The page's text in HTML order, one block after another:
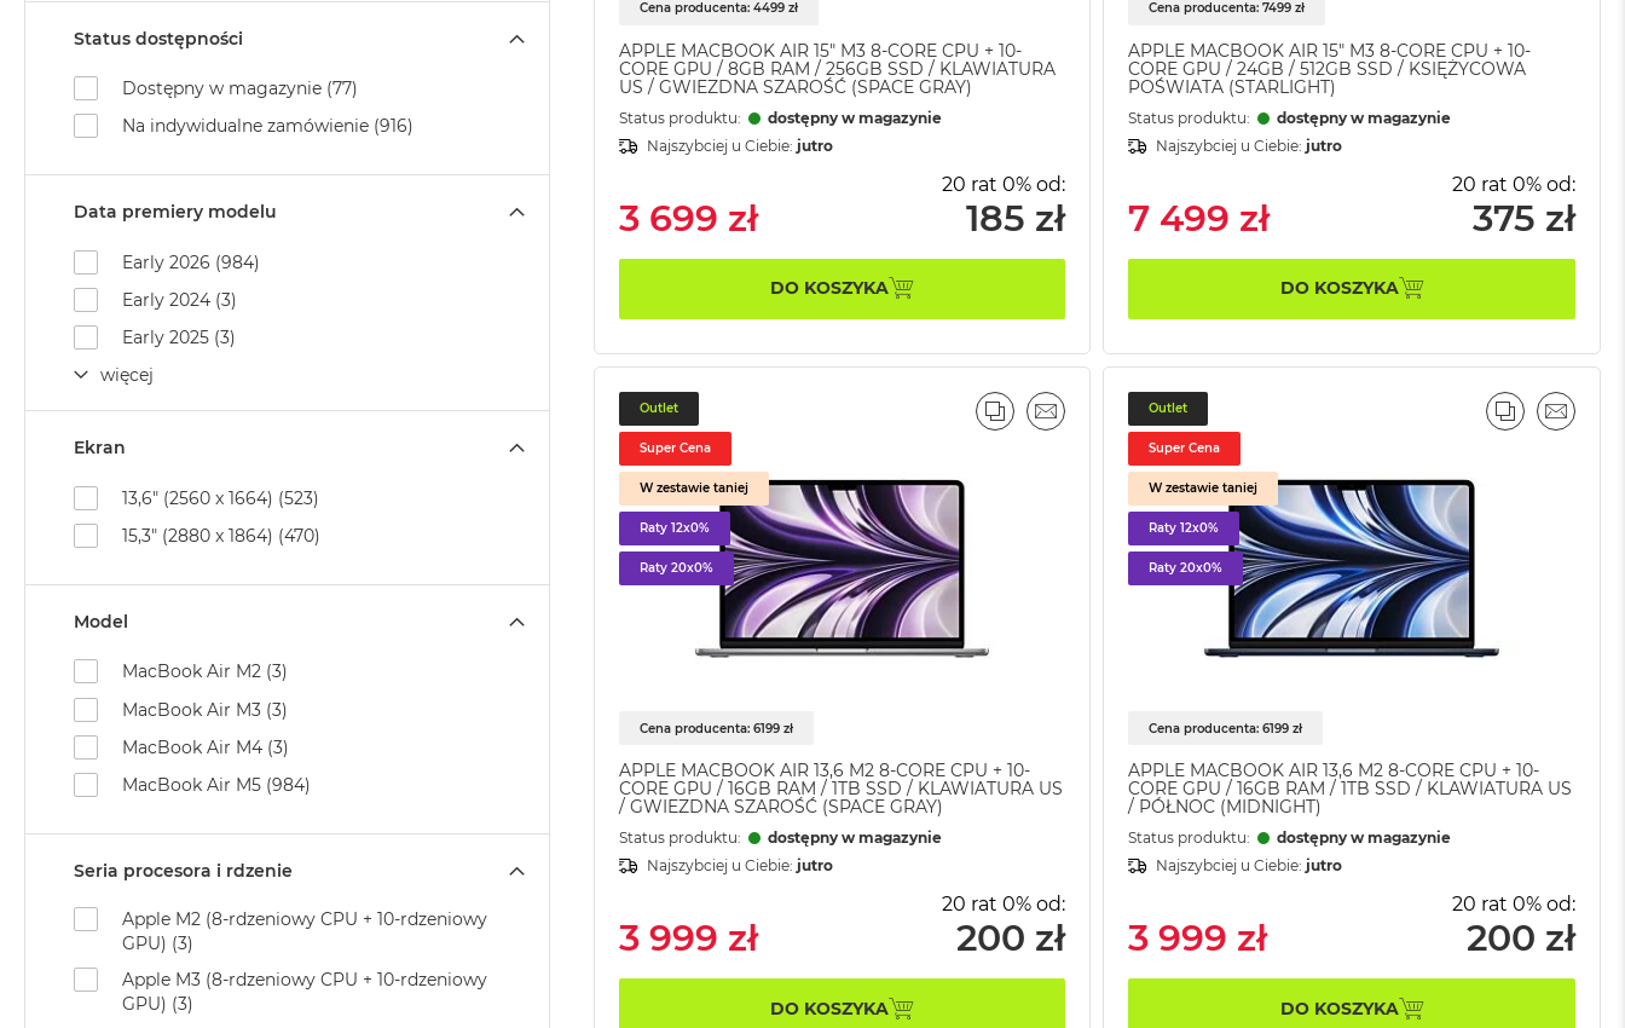
MacBook
MacBook
MacBook
13
MacBook
Według
Błękitny
MacBook
Gwiezdna
szarość
Air
Księżycowa
MacBook
Cena producenta: 4499 zł
APPLE MACBOOK AIR 15" M3 8-CORE CPU + 10-
CORE GPU / 8GB RAM / 256GB SSD / KLAWIATURA
US / GWIEZDNA SZAROŚĆ (SPACE GRAY)
Status produktu:
dostępny w magazynie
Najszybciej u Ciebie: jutro
3 699 zł
20 rat 0% od:
185 zł
DO KOSZYKA
Cena producenta: 7499 zł
APPLE MACBOOK AIR 15" M3 8-CORE CPU + 10-
CORE GPU / 24GB / 512GB SSD / KSIĘŻYCOWA
POŚWIATA (STARLIGHT)
Status produktu:
dostępny w magazynie
Najszybciej u Ciebie:jutro
7 499 zł
20 rat 0% od:
375 zł
DO KOSZYKA
Outlet
Super Cena
W zestawie taniej
Raty 12x0%
Raty 20x0%
Cena producenta: 6199 zł
APPLE MACBOOK AIR 13,6 M2 8-CORE CPU + 10-
CORE GPU / 16GB RAM / 1TB SSD / KLAWIATURA US
/ GWIEZDNA SZAROŚĆ (SPACE GRAY)
Status produktu:
dostępny w magazynie
Najszybciej u Ciebie: jutro
3 999 zł
20 rat 0% od:
200 zł
DO KOSZYKA
PORÓWNAJ
EMAIL
Outlet
Super Cena
W zestawie taniej
Raty 12x0%
Raty 20x0%
Cena producenta: 6199 zł
APPLE MACBOOK AIR 13,6 M2 8-CORE CPU + 10-
CORE GPU / 16GB RAM / 1TB SSD / KLAWIATURA US
/ PÓŁNOC (MIDNIGHT)
Status produktu:
dostępny w magazynie
Najszybciej u Ciebie:jutro
3 999 zł
20 rat 0% od:
200 zł
DO KOSZYKA
PORÓWNAJ
EMAIL
Status dostępności
Dostępny w magazynie (77)
Na indywidualne zamówienie (916)
Data premiery modelu
Early 2026 (984)
Early 2024 (3)
Early 2025 (3)
więcej
Ekran
13,6" (2560 x 1664) (523)
15,3" (2880 x 1864) (470)
Model
MacBook Air M2 (3)
MacBook Air M3 (3)
MacBook Air M4 (3)
MacBook Air M5 (984)
Seria procesora i rdzenie
Apple M2 (8-rdzeniowy CPU + 10‑rdzeniowy
GPU) (3)
Apple M3 (8-rdzeniowy CPU + 10-rdzeniowy
GPU) (3)